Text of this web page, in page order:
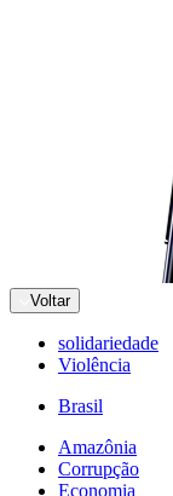
Voltar
solidariedade
Violência
Brasil
Amazônia
Corrupção
Economia